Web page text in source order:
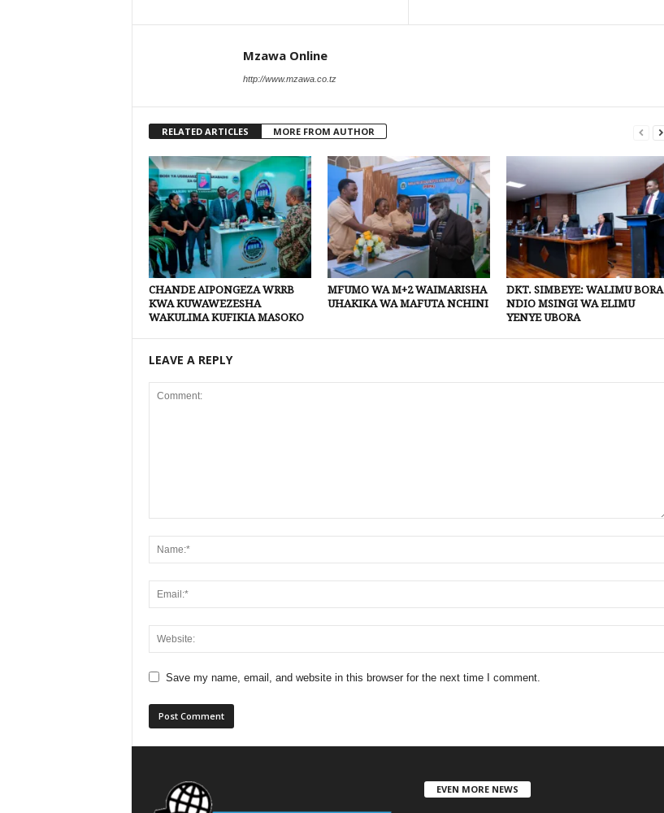
Mzawa Online
http://www.mzawa.co.tz
RELATED ARTICLES MORE FROM AUTHOR
CHANDE AIPONGEZA WRRB
KWA KUWAWEZESHA
WAKULIMA KUFIKIA MASOKO
MFUMO WA M+2 WAIMARISHA
UHAKIKA WA MAFUTA NCHINI
DKT. SIMBEYE: WALIMU BORA
NDIO MSINGI WA ELIMU
YENYE UBORA
LEAVE A REPLY
Save my name, email, and website in this browser for the next time I comment.
EVEN MORE NEWS